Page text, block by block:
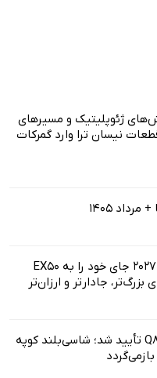
ژئوپلیتیک و مسیرهای
نیسان ترا وارد گمرکات
1405
ولوو EX40 در سال ۲۰۲۷ جای خود را به EX50
جادارتر و ارزان‌تر
نسل جدید آئودی Q8 تأیید شد؛ شاسی‌بلند کوپه